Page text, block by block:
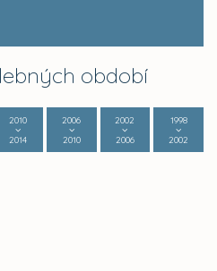
období
2010
2014
2006
2010
2002
2006
1998
2002